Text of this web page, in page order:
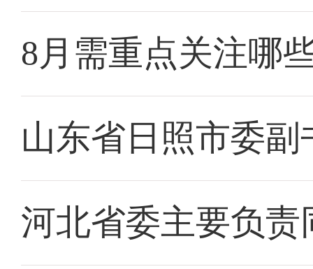
8月需重点关注哪
山东省日照市委
河北省委主要负